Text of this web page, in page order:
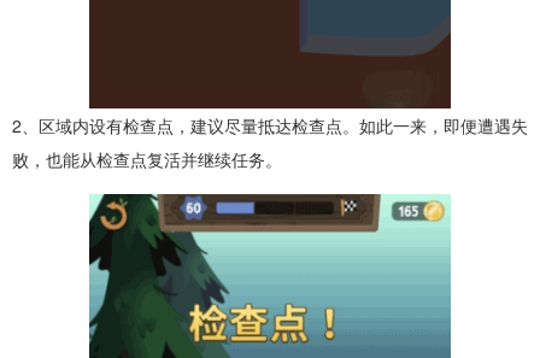
2、区域内设有检查点，建议尽量抵达检查点。如此一来，即便遭遇失
败，也能从检查点复活并继续任务。